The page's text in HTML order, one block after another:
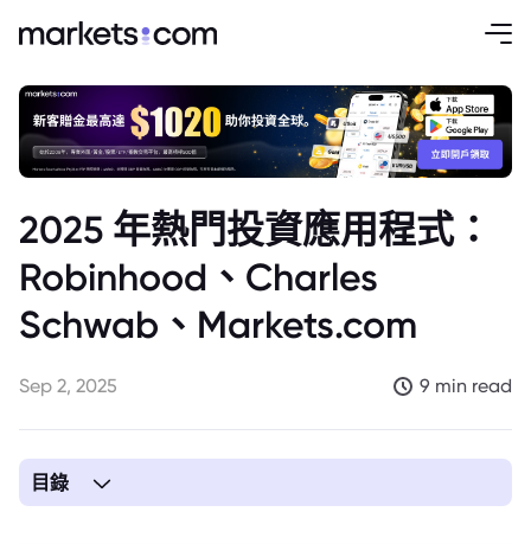
2025 年熱門投資應用程式：
Robinhood、Charles
Schwab、Markets.com
Sep 2, 2025 9 min read
目錄